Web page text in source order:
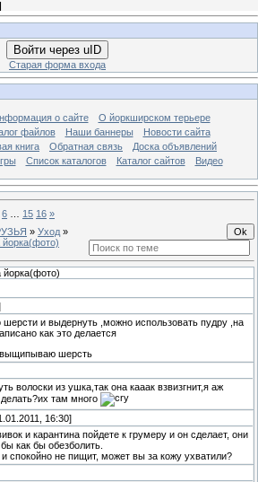
Войти через uID
Старая форма входа
о сайте
О йоркширском терьере
файлов Наши баннеры
Новости сайта
книга Обратная связь
Доска объявлений
Список каталогов Каталог сайтов Видео
6 15 16 »
» Уход »
шерсти и выдернуть ,можно использовать пудру ,на
как это делается
выщипываю шерсть
волоски из ушка,так она кааак взвизгнит,я аж
там много
16:30]
и карантина пойдете к грумеру и он сделает, они
как бы обезболить.
спокойно не пищит, может вы за кожу ухватили?